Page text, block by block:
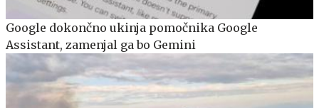
Google dokončno ukinja pomočnika Google
Assistant, zamenjal ga bo Gemini